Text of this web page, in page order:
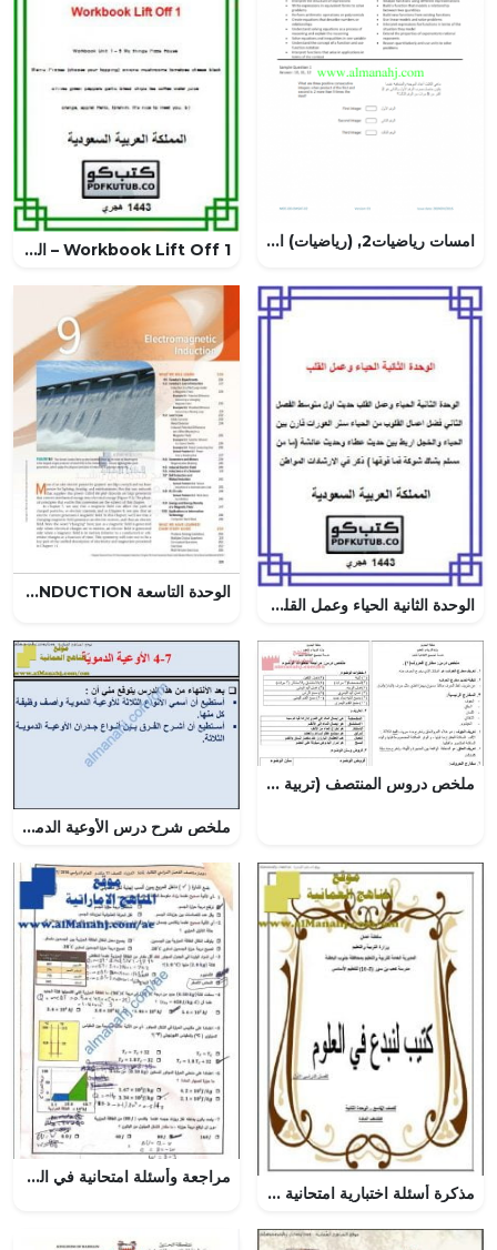
امسات رياضيات2, (رياضيات) الثاني عشر المتقدم Workbook Lift Off 1 – المنهاج السعودي
الوحدة الثانية الحياء وعمل القلب – المنهاج السعودي
الوحدة التاسعة ELECTROMAGNETIC INDUCTION, منهج انجليزي (فيزياء) الثاني عشر المتقدم
ملخص دروس المنتصف (تربية اسلامية) الرابع
ملخص شرح درس الأوعية الدموية مع حل الأنشطة (علوم) الثامن
مذكرة أسئلة اختبارية امتحانية في درس اكتشاف المادة (أحياء) التاسع
مراجعة وأسئلة امتحانية في الحرارة, (فيزياء) الحادي عشر المتقدم